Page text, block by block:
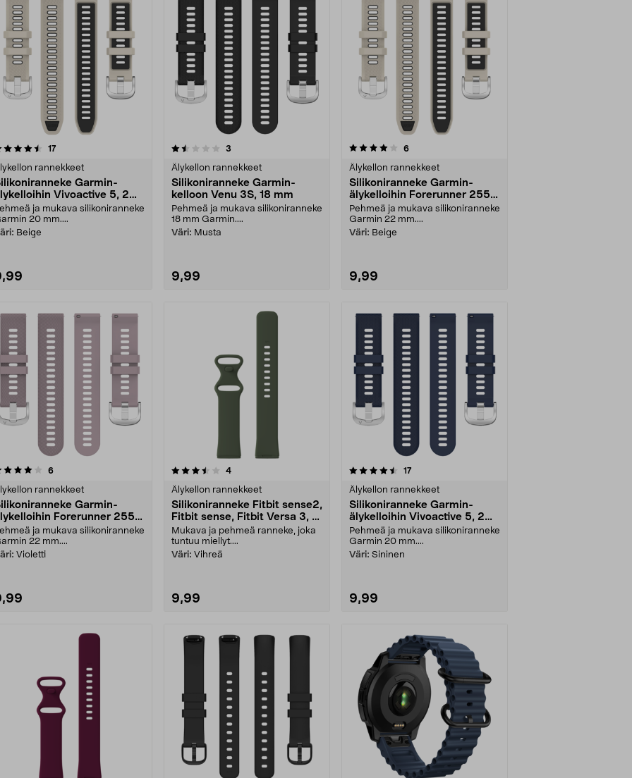
17arvostelut
rannekkeet
Garmin-
Vivoactive 5, 20
ja mukava silikoniranneke
20 mm....
Beige
1.5 viidestä
3
Älykellon rannekkeet
Silikoniranneke Garmin-
kelloon Venu 3S, 18 mm
Pehmeä ja mukava silikoniranneke
18 mm Garmin....
Väri: Musta
9,99
4.0 viidestä
6arvostelut
Älykellon rannekkeet
Silikoniranneke Garmin-
älykelloihin Forerunner 255,
22 mm
Pehmeä ja mukava silikoniranneke
Garmin 22 mm....
Väri: Beige
9,99
6arvostelut
rannekkeet
Garmin-
Forerunner 255,
mm ja mukava silikoniranneke
22 mm....
Violetti
3.5 viidestä
4arvostelut
Älykellon rannekkeet
Silikoniranneke Fitbit sense2,
Fitbit sense, Fitbit Versa 3, 4
Small
Mukava ja pehmeä ranneke, joka
tuntuu miellyt....
Väri: Vihreä
9,99
4.5 viidestä
17arvostelut
Älykellon rannekkeet
Silikoniranneke Garmin-
älykelloihin Vivoactive 5, 20
mm
Pehmeä ja mukava silikoniranneke
Garmin 20 mm....
Väri: Sininen
9,99